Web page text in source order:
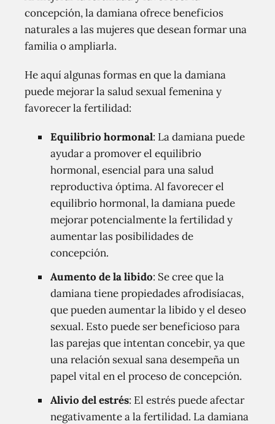
concepción, la damiana ofrece beneficios
naturales a las mujeres que desean formar una
familia o ampliarla.
He aquí algunas formas en que la damiana
puede mejorar la salud sexual femenina y
favorecer la fertilidad:
Equilibrio hormonal: La damiana puede
ayudar a promover el equilibrio
hormonal, esencial para una salud
reproductiva óptima. Al favorecer el
equilibrio hormonal, la damiana puede
mejorar potencialmente la fertilidad y
aumentar las posibilidades de
concepción.
Aumento de la libido: Se cree que la
damiana tiene propiedades afrodisíacas,
que pueden aumentar la libido y el deseo
sexual. Esto puede ser beneficioso para
las parejas que intentan concebir, ya que
una relación sexual sana desempeña un
papel vital en el proceso de concepción.
Alivio del estrés: El estrés puede afectar
negativamente a la fertilidad. La damiana